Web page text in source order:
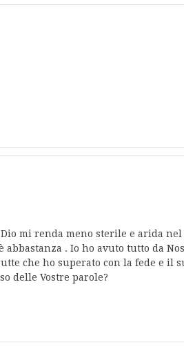
mi renda meno sterile e arida nel
. Io ho avuto tutto da
che ho superato con la fede e il
delle Vostre parole?